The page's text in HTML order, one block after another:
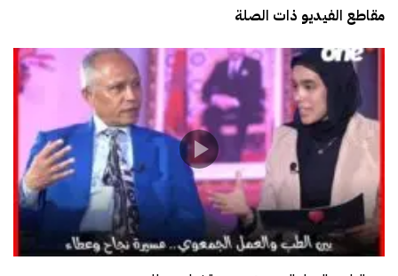
مقاطع الفيديو ذات الصلة